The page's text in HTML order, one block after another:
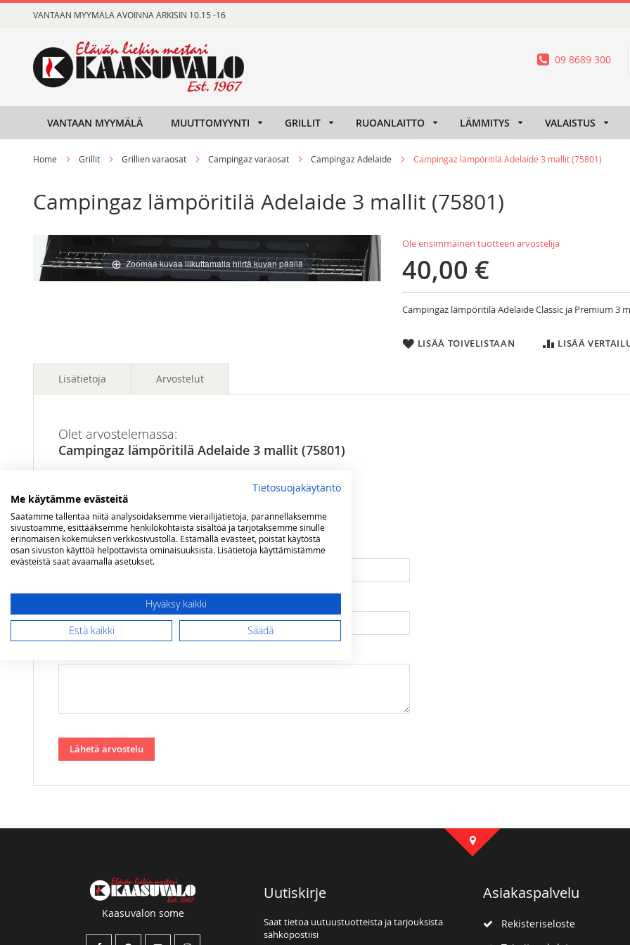
to
VANTAAN MYYMÄLÄ AVOINNA ARKISIN 10.15 -16
09 8689 300
VANTAAN MYYMÄLÄ MUUTTOMYYNTI GRILLIT RUOANLAITTO LÄMMITYS VALAISTUS
Home Grillit Grillien varaosat Campingaz varaosat Campingaz Adelaide Campingaz lämpöritilä Adelaide 3 mallit (75801)
Campingaz lämpöritilä Adelaide 3 mallit (75801)
Ole ensimmäinen tuotteen arvostelija
40,00 €
Campingaz lämpöritilä Adelaide Classic ja Premium 3
LISÄÄ TOIVELISTAAN LISÄÄ
Skip
the
end
Skip
the
beginning
Zoomaa kuvaa liikuttamalla hiirtä kuvan päällä
Lisätietoja
Mallit Adelaide 3
Arvostelut
Olet arvostelemassa:
Campingaz lämpöritilä Adelaide 3 mallit (75801)
Rating
1
star
2
stars
3
stars
4
stars
5
stars
Nimimerkki
Lähetä arvostelu
Kaasuvalon some
Uutiskirje
Saat tietoa uutuustuotteista ja tarjouksista
sähköpostiisi
Asiakaspalvelu
Rekisteriseloste
Tietosuojakäytäntö
Me käytämme evästeitä
Saatamme tallentaa niitä analysoidaksemme vierailijatietoja, parannellaksemme
sivustoamme, esittääksemme henkilökohtaista sisältöä ja tarjotaksemme sinulle
erinomaisen kokemuksen verkkosivustolla. Estämällä evästeet, poistat käytöstä
osan sivuston käyttöä helpottavista ominaisuuksista. Lisätietoja käyttämistämme
evästeistä saat avaamalla asetukset.
Hyväksy kaikki
Estä kaikki Säädä